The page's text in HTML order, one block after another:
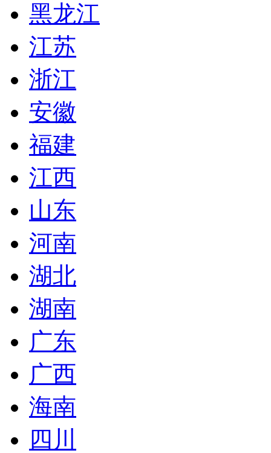
黑龙江
江苏
浙江
安徽
福建
江西
山东
河南
湖北
湖南
广东
广西
海南
四川